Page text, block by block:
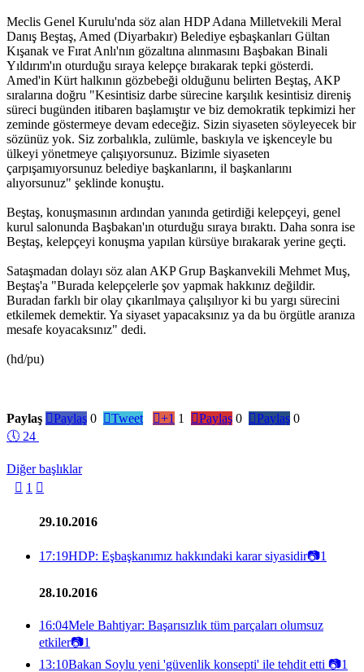
Meclis Genel Kurulu'nda söz alan HDP Adana Milletvekili Meral
Danış Beştaş, Amed (Diyarbakır) Belediye eşbaşkanları Gültan
Kışanak ve Fırat Anlı'nın gözaltına alınmasını Başbakan Binali
Yıldırım'ın oturduğu sıraya kelepçe bırakarak tepki gösterdi.
Amed'in Kürt halkının gözbebeği olduğunu belirten Beştaş, AKP
sıralarına doğru "Kesintisiz darbe sürecine karşılık kesintisiz direniş
süreci bugünden itibaren başlamıştır ve biz demokratik tepkimizi her
zeminde göstermeye devam edeceğiz. Sizin siyaseten söyleyecek bir
sözünüz yok. Siz zorbalıkla, zulümle, baskıyla ve işkenceyle bu
ülkeyi yönetmeye çalışıyorsunuz. Bizimle siyaseten
çarpışamıyorsunuz belediye başkanlarını, il başkanlarını
alıyorsunuz" şeklinde konuştu.
Beştaş, konuşmasının ardından yanında getirdiği kelepçeyi, genel
kurul salonunda Başbakan'ın oturduğu sıraya bıraktı. Daha sonra ise
Beştaş, kelepçeyi konuşma yapılan kürsüye bırakarak yerine geçti.
Sataşmadan dolayı söz alan AKP Grup Başkanvekili Mehmet Muş,
Beştaş'a "Burada kelepçelerle şov yapmak hakkınız değildir.
Buradan farklı bir olay çıkarılmaya çalışılıyor ki bu yargı sürecini
etkilemek demektir. Ya siyaset yapacaksınız ya da bu örgütle aranıza
mesafe koyacaksınız" dedi.
(hd/pu)
Paylaş Paylaş 0 Tweet +1 1 Paylaş 0 Paylaş 0
🕔 24
Diğer başlıklar
 1 
29.10.2016
17:19HDP: Eşbaşkanımız hakkındaki karar siyasidir📷1
28.10.2016
16:04Mele Bahtiyar: Başarısızlık tüm parçaları olumsuz
etkiler📷1
13:10Bakan Soylu yeni 'güvenlik konsepti' ile tehdit etti 📷1